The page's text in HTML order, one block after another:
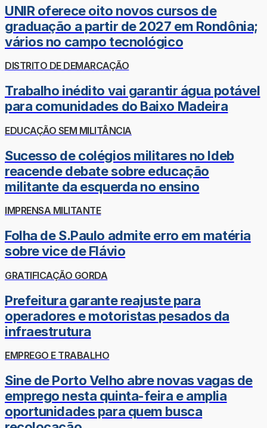
UNIR oferece oito novos cursos de
graduação a partir de 2027 em Rondônia;
vários no campo tecnológico
DISTRITO DE DEMARCAÇÃO
Trabalho inédito vai garantir água potável
para comunidades do Baixo Madeira
EDUCAÇÃO SEM MILITÂNCIA
Sucesso de colégios militares no Ideb
reacende debate sobre educação
militante da esquerda no ensino
IMPRENSA MILITANTE
Folha de S.Paulo admite erro em matéria
sobre vice de Flávio
GRATIFICAÇÃO GORDA
Prefeitura garante reajuste para
operadores e motoristas pesados da
infraestrutura
EMPREGO E TRABALHO
Sine de Porto Velho abre novas vagas de
emprego nesta quinta-feira e amplia
oportunidades para quem busca